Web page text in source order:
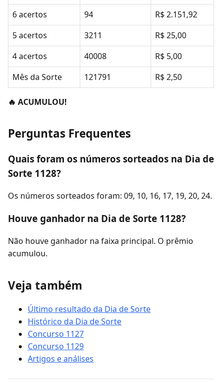
6 acertos
94
R$ 2.151,92
5 acertos
3211
R$ 25,00
4 acertos
40008
R$ 5,00
Mês da Sorte
121791 R$ 2,50
🔥 ACUMULOU!
Perguntas Frequentes
Quais foram os números sorteados na Dia de
Sorte 1128?
Os números sorteados foram: 09, 10, 16, 17, 19, 20, 24.
Houve ganhador na Dia de Sorte 1128?
Não houve ganhador na faixa principal. O prêmio
acumulou.
Veja também
Último resultado da Dia de Sorte
Histórico da Dia de Sorte
Concurso 1127
Concurso 1129
Artigos e análises